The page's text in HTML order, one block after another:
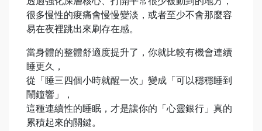
很多慢性的痠痛會慢慢變淡，或者至少不會那麼容
易在夜裡跳出來刷存在感。
當身體的整體舒適度提升了，你就比較有機會連續
睡更久，
從「睡三四個小時就醒一次」變成「可以穩穩睡到
鬧鐘響」，
這種連續性的睡眠，才是讓你的「心靈銀行」真的
累積起來的關鍵。